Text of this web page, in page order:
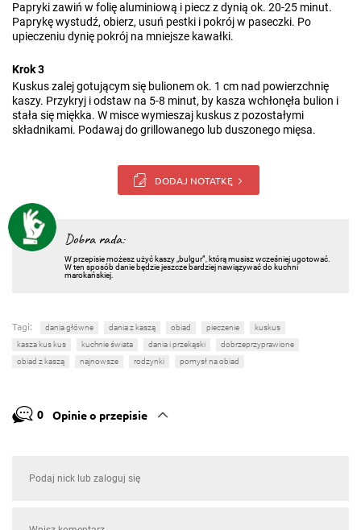
Papryki zawiń w folię aluminiową i piecz z dynią ok. 20-25 minut.
Paprykę wystudź, obierz, usuń pestki i pokrój w paseczki. Po
upieczeniu dynię pokrój na mniejsze kawałki.
Krok 3
Kuskus zalej gotującym się bulionem ok. 1 cm nad powierzchnię
kaszy. Przykryj i odstaw na 5-8 minut, by kasza wchłonęła bulion i
stała się miękka. W misce wymieszaj kuskus z pozostałymi
składnikami. Podawaj do grillowanego lub duszonego mięsa.
DODAJ NOTATKĘ
Dobra rada:
W przepisie możesz użyć kaszy „bulgur”, którą musisz wcześniej ugotować.
W ten sposób danie będzie jeszcze bardziej nawiązywać do kuchni
marokańskiej.
Tagi: dania główne dania z kaszą obiad pieczenie
kuskus
kasza kus kus
kuchnie świata dania i przekąski
dobrzeprzyprawione
obiad z kaszą
najnowsze rodzynki pomysł na obiad
0 Opinie o przepisie